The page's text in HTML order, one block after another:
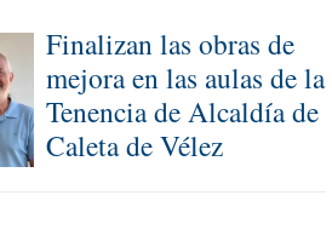
Finalizan las obras de
mejora en las aulas de la
Tenencia de Alcaldía de
Caleta de Vélez